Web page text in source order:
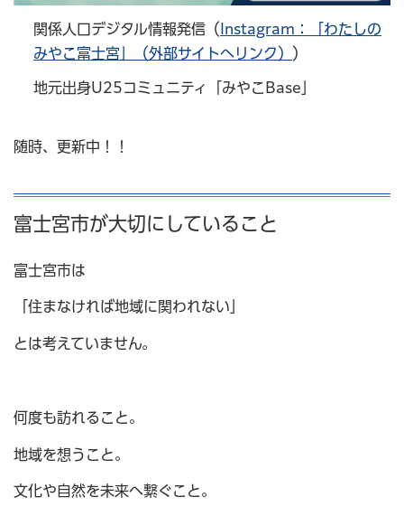
関係人口デジタル情報発信（ Instagram：「わたしの
みやこ富士宮」（外部サイトへリンク）
）
地元出身U25コミュニティ「みやこBase」
随時、更新中！！
富士宮市が大切にしていること
富士宮市は
「住まなければ地域に関われない」
とは考えていません。
何度も訪れること。
地域を想うこと。
文化や自然を未来へ繋ぐこと。